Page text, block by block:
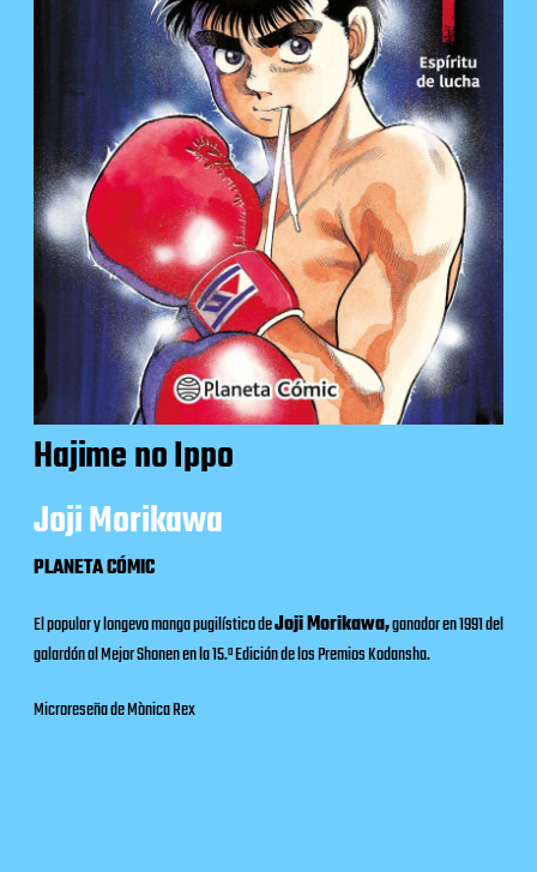
Hajime no Ippo
Joji Morikawa
PLANETA CÓMIC
El popular y longevo manga pugilístico deJoji Morikawa,ganador en 1991 del
galardón al Mejor Shonen en la 15.ª Edición de los Premios Kodansha.
Microreseña de Mònica Rex